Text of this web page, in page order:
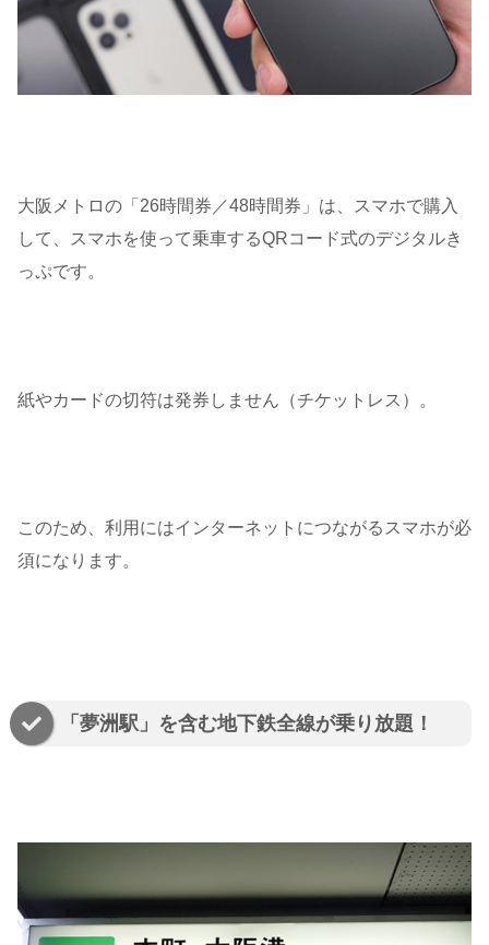
大阪メトロの「26時間券／48時間券」は、スマホで購入
して、スマホを使って乗車するQRコード式のデジタルき
っぷです。
紙やカードの切符は発券しません（チケットレス）。
このため、利用にはインターネットにつながるスマホが必
須になります。
「夢洲駅」を含む地下鉄全線が乗り放題！